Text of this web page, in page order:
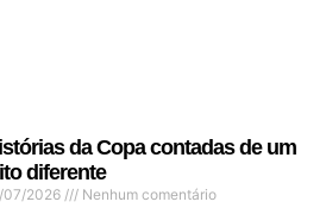
da Copa contadas de um
diferente
07/2026 Nenhum comentário